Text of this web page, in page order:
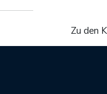
Zu den